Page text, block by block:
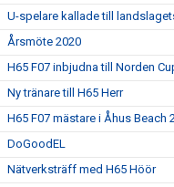
U-spelare kallade till
Årsmöte 2020
H65 F07 inbjudna till Norden
Ny tränare till H65 Herr
H65 F07 mästare i Åhus Beach
DoGoodEL
Nätverksträff med H65 Höör